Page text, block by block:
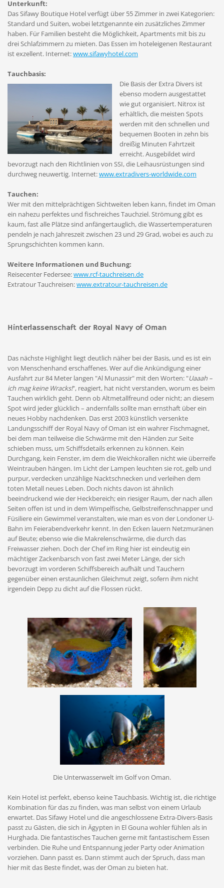
Unterkunft:
Das Sifawy Boutique Hotel verfügt über 55 Zimmer in zwei Kategorien:
Standard und Suiten, wobei letztgenannte ein zusätzliches Zimmer
haben. Für Familien besteht die Möglichkeit, Apartments mit bis zu
drei Schlafzimmern zu mieten. Das Essen im hoteleigenen Restaurant
ist exzellent. Internet:www.sifawyhotel.com
Tauchbasis:
Die Basis der Extra Divers ist
ebenso modern ausgestattet
wie gut organisiert. Nitrox ist
erhältlich, die meisten Spots
werden mit den schnellen und
bequemen Booten in zehn bis
dreißig Minuten Fahrtzeit
erreicht. Ausgebildet wird
bevorzugt nach den Richtlinien von SSI, die Leihausrüstungen sind
durchweg neuwertig. Internet:www.extradivers-worldwide.com
Tauchen:
Wer mit den mittelprächtigen Sichtweiten leben kann, findet im Oman
ein nahezu perfektes und fischreiches Tauchziel. Strömung gibt es
kaum, fast alle Plätze sind anfängertauglich, die Wassertemperaturen
pendeln je nach Jahreszeit zwischen 23 und 29 Grad, wobei es auch zu
Sprungschichten kommen kann.
Weitere Informationen und Buchung:
Reisecenter Federsee:www.rcf-tauchreisen.de
Extratour Tauchreisen:www.extratour-tauchreisen.de
Hinterlassenschaft der Royal Navy of Oman
Das nächste Highlight liegt deutlich näher bei der Basis, und es ist ein
von Menschenhand erschaffenes. Wer auf die Ankündigung einer
Ausfahrt zur 84 Meter langen "Al Munassir" mit den Worten: "Uaaah –
ich mag keine Wracks!", reagiert, hat nicht verstanden, worum es beim
Tauchen wirklich geht. Denn ob Altmetallfreund oder nicht; an diesem
Spot wird jeder glücklich – andernfalls sollte man ernsthaft über ein
neues Hobby nachdenken. Das erst 2003 künstlich versenkte
Landungsschiff der Royal Navy of Oman ist ein wahrer Fischmagnet,
bei dem man teilweise die Schwärme mit den Händen zur Seite
schieben muss, um Schiffsdetails erkennen zu können. Kein
Durchgang, kein Fenster, im dem die Weichkorallen nicht wie überreife
Weintrauben hängen. Im Licht der Lampen leuchten sie rot, gelb und
purpur, verdecken unzählige Nacktschnecken und verleihen dem
toten Metall neues Leben. Doch nichts davon ist ähnlich
beeindruckend wie der Heckbereich; ein riesiger Raum, der nach allen
Seiten offen ist und in dem Wimpelfische, Gelbstreifenschnapper und
Füsiliere ein Gewimmel veranstalten, wie man es von der Londoner U-
Bahn im Feierabendverkehr kennt. In den Ecken lauern Netzmuränen
auf Beute; ebenso wie die Makrelenschwärme, die durch das
Freiwasser ziehen. Doch der Chef im Ring hier ist eindeutig ein
mächtiger Zackenbarsch von fast zwei Meter Länge, der sich
bevorzugt im vorderen Schiffsbereich aufhält und Tauchern
gegenüber einen erstaunlichen Gleichmut zeigt, sofern ihm nicht
irgendein Depp zu dicht auf die Flossen rückt.
Die Unterwasserwelt im Golf von Oman.
Kein Hotel ist perfekt, ebenso keine Tauchbasis. Wichtig ist, die richtige
Kombination für das zu finden, was man selbst von einem Urlaub
erwartet. Das Sifawy Hotel und die angeschlossene Extra-Divers-Basis
passt zu Gästen, die sich in Ägypten in El Gouna wohler fühlen als in
Hurghada. Die fantastisches Tauchen gerne mit fantastischem Essen
verbinden. Die Ruhe und Entspannung jeder Party oder Animation
vorziehen. Dann passt es. Dann stimmt auch der Spruch, dass man
hier mit das Beste findet, was der Oman zu bieten hat.